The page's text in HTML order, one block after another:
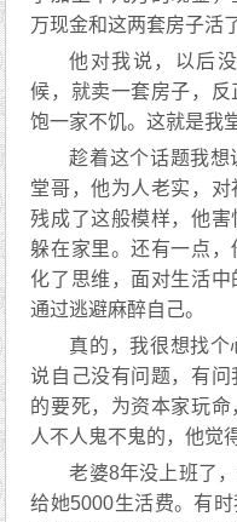
万现金和这两套房子活
他对我说，以后
候，就卖一套房子，
饱一家不饥。这就是我
趁着这个话题我想
堂哥，他为人老实，
残成了这般模样，他
躲在家里。还有一点
化了思维，面对生活
通过逃避麻醉自己。
真的，我很想找
说自己没有问题，有
的要死，为资本家玩
人不人鬼不鬼的，他觉
老婆8年没上班了
给她5000生活费。有时